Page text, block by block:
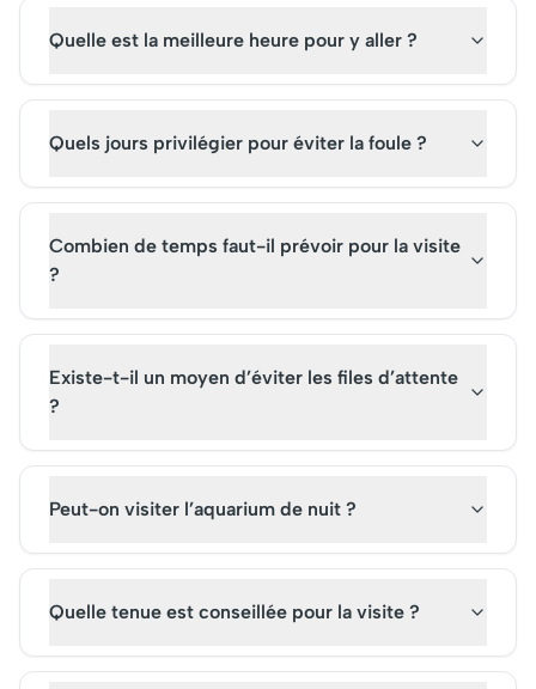
Quelle est la meilleure heure pour y aller ?
Quels jours privilégier pour éviter la foule ?
Combien de temps faut-il prévoir pour la visite
?
Existe-t-il un moyen d’éviter les files d’attente
?
Peut-on visiter l’aquarium de nuit ?
Quelle tenue est conseillée pour la visite ?